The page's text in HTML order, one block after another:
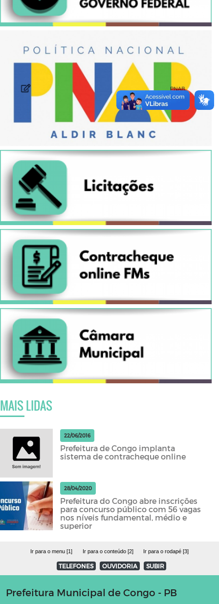
MAIS LIDAS
22/06/2016
Prefeitura de Congo implanta
sistema de contracheque online
28/04/2020
Prefeitura do Congo abre inscrições
para concurso público com 56 vagas
nos níveis fundamental, médio e
superior
Ir para o menu [1] Ir para o conteúdo [2] Ir para o rodapé [3]
TELEFONES OUVIDORIA SUBIR
Prefeitura Municipal de Congo - PB